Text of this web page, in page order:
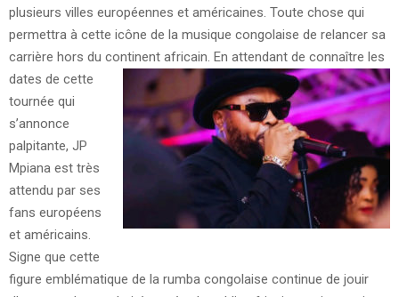
plusieurs villes européennes et américaines. Toute chose qui
permettra à cette icône de la musique congolaise de relancer sa
carrière hors du continent africain. En attendant de connaître les
dates de cette
tournée qui
s’annonce
palpitante, JP
Mpiana est très
attendu par ses
fans européens
et américains.
Signe que cette
figure emblématique de la rumba congolaise continue de jouir